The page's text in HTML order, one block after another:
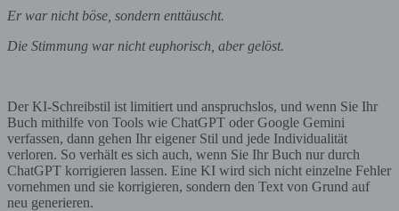
Er war nicht böse, sondern enttäuscht.
Die Stimmung war nicht euphorisch, aber gelöst.
Der KI-Schreibstil ist limitiert und anspruchslos, und wenn Sie Ihr
Buch mithilfe von Tools wie ChatGPT oder Google Gemini
verfassen, dann gehen Ihr eigener Stil und jede Individualität
verloren. So verhält es sich auch, wenn Sie Ihr Buch nur durch
ChatGPT korrigieren lassen. Eine KI wird sich nicht einzelne Fehler
vornehmen und sie korrigieren, sondern den Text von Grund auf
neu generieren.